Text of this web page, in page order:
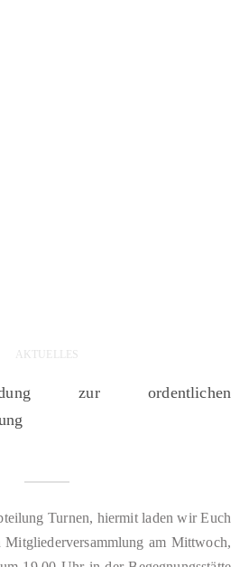
AKTUELLES
zur ordentlichen
Turnen, hiermit laden wir Euch
Mitgliederversammlung am Mittwoch,